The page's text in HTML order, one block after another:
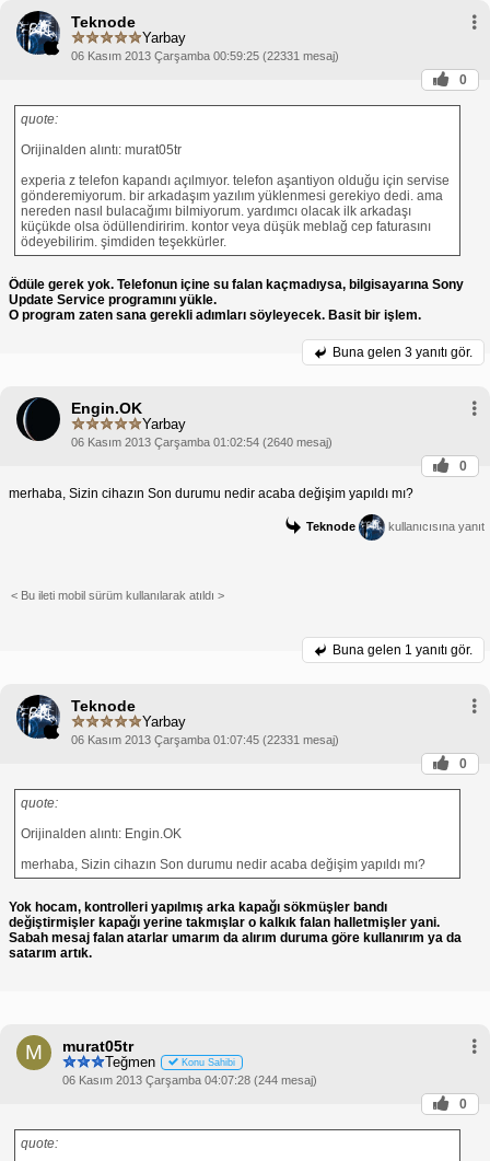
Teknode
Yarbay
06 Kasım 2013 Çarşamba 00:59:25 (22331 mesaj)
0
quote:
Orijinalden alıntı: murat05tr
experia z telefon kapandı açılmıyor. telefon aşantiyon olduğu için servise
gönderemiyorum. bir arkadaşım yazılım yüklenmesi gerekiyo dedi. ama
nereden nasıl bulacağımı bilmiyorum. yardımcı olacak ilk arkadaşı
küçükde olsa ödüllendiririm. kontor veya düşük meblağ cep faturasını
ödeyebilirim. şimdiden teşekkürler.
Ödüle gerek yok. Telefonun içine su falan kaçmadıysa, bilgisayarına Sony
Update Service programını yükle.
O program zaten sana gerekli adımları söyleyecek. Basit bir işlem.
Buna gelen 3 yanıtı gör.
Engin.OK
Yarbay
06 Kasım 2013 Çarşamba 01:02:54 (2640 mesaj)
0
merhaba, Sizin cihazın Son durumu nedir acaba değişim yapıldı mı?
Teknode kullanıcısına yanıt
< Bu ileti mobil sürüm kullanılarak atıldı >
Buna gelen 1 yanıtı gör.
Teknode
Yarbay
06 Kasım 2013 Çarşamba 01:07:45 (22331 mesaj)
0
quote:
Orijinalden alıntı: Engin.OK
merhaba, Sizin cihazın Son durumu nedir acaba değişim yapıldı mı?
Yok hocam, kontrolleri yapılmış arka kapağı sökmüşler bandı
değiştirmişler kapağı yerine takmışlar o kalkık falan halletmişler yani.
Sabah mesaj falan atarlar umarım da alırım duruma göre kullanırım ya da
satarım artık.
M murat05tr
Teğmen Konu Sahibi
06 Kasım 2013 Çarşamba 04:07:28 (244 mesaj)
0
quote: